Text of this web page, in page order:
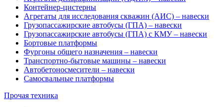
Контейнер-цистерны
Агрегаты для исследования скважин (АИС) – навески
Грузопассажирские автобусы (ГПА) – навески
Грузопассажирские автобусы (ГПА) с КМУ – навески
Бортовые платформы
Фургоны общего назначения – навески
Транспортно-бытовые машины – навески
Автобетоносмесители – навески
Самосвальные платформы
Прочая техника